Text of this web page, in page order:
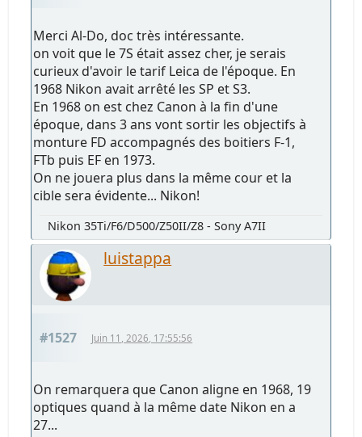
Merci Al-Do, doc très intéressante.
on voit que le 7S était assez cher, je serais
curieux d'avoir le tarif Leica de l'époque. En
1968 Nikon avait arrêté les SP et S3.
En 1968 on est chez Canon à la fin d'une
époque, dans 3 ans vont sortir les objectifs à
monture FD accompagnés des boitiers F-1,
FTb puis EF en 1973.
On ne jouera plus dans la même cour et la
cible sera évidente... Nikon!
Nikon 35Ti/F6/D500/Z50II/Z8 - Sony A7II
luistappa
#1527 Juin 11, 2026, 17:55:56
On remarquera que Canon aligne en 1968, 19
optiques quand à la même date Nikon en a
27...